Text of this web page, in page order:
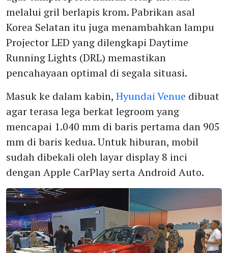
melalui gril berlapis krom. Pabrikan asal
Korea Selatan itu juga menambahkan lampu
Projector LED yang dilengkapi Daytime
Running Lights (DRL) memastikan
pencahayaan optimal di segala situasi.
Masuk ke dalam kabin, Hyundai Venue dibuat
agar terasa lega berkat legroom yang
mencapai 1.040 mm di baris pertama dan 905
mm di baris kedua. Untuk hiburan, mobil
sudah dibekali oleh layar display 8 inci
dengan Apple CarPlay serta Android Auto.